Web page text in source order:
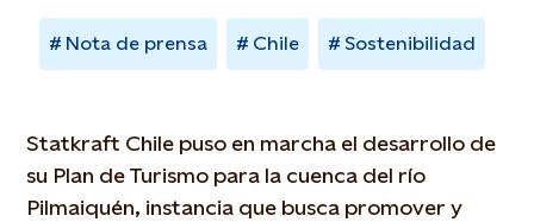
Nota de prensa Chile Sostenibilidad
Statkraft Chile puso en marcha el desarrollo de
su Plan de Turismo para la cuenca del río
Pilmaiquén, instancia que busca promover y